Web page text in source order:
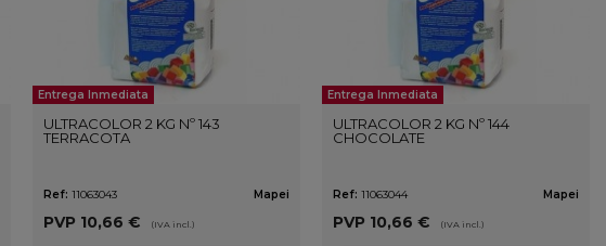
Entrega Inmediata
ULTRACOLOR 2 KG Nº 143
TERRACOTA
Ref: 11063043 Mapei
PVP 10,66 € (IVA incl.)
Entrega Inmediata
ULTRACOLOR 2 KG Nº 144
CHOCOLATE
Ref: 11063044 Mapei
PVP 10,66 € (IVA incl.)